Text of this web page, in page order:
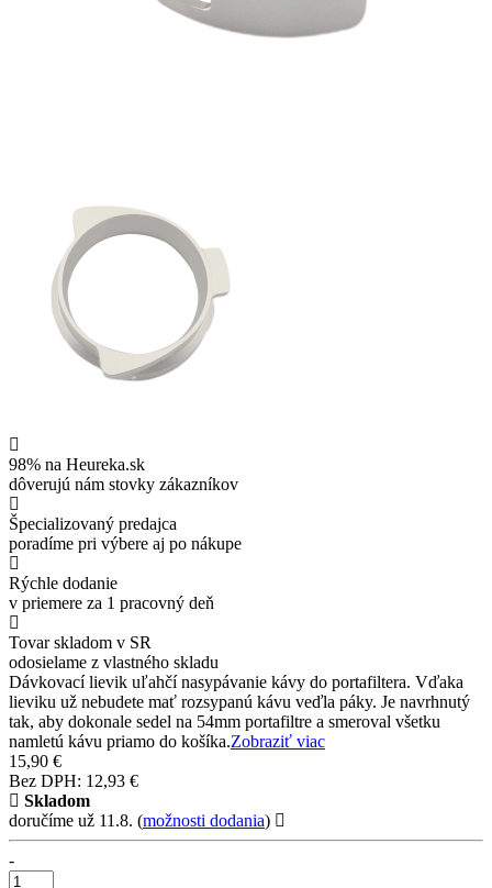
98% na Heureka.sk
dôverujú nám stovky zákazníkov
Špecializovaný predajca
poradíme pri výbere aj po nákupe
Rýchle dodanie
v priemere za 1 pracovný deň
Tovar skladom v SR
odosielame z vlastného skladu
Dávkovací lievik uľahčí nasypávanie kávy do portafiltera. Vďaka
lieviku už nebudete mať rozsypanú kávu veďla páky. Je navrhnutý
tak, aby dokonale sedel na 54mm portafiltre a smeroval všetku
namletú kávu priamo do košíka.Zobraziť viac
15,90 €
Bez DPH: 12,93 €
Skladom
doručíme už 11.8. (možnosti dodania)
-